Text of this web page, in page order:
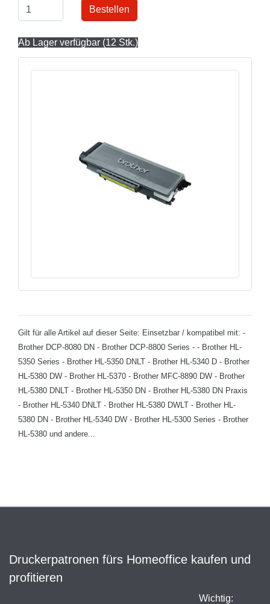
Bestellen
Ab Lager verfügbar (12 Stk.)
Gilt für alle Artikel auf dieser Seite: Einsetzbar / kompatibel mit: -
Brother DCP-8080 DN - Brother DCP-8800 Series - - Brother HL-
5350 Series - Brother HL-5350 DNLT - Brother HL-5340 D - Brother
HL-5380 DW - Brother HL-5370 - Brother MFC-8890 DW - Brother
HL-5380 DNLT - Brother HL-5350 DN - Brother HL-5380 DN Praxis
- Brother HL-5340 DNLT - Brother HL-5380 DWLT - Brother HL-
5380 DN - Brother HL-5340 DW - Brother HL-5300 Series - Brother
HL-5380 und andere...
Druckerpatronen fürs Homeoffice kaufen und
profitieren
Wichtig: